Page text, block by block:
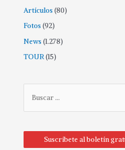
Artículos (80)
Fotos (92)
News (1.278)
TOUR(15)
c
a
Suscríbete al boletín